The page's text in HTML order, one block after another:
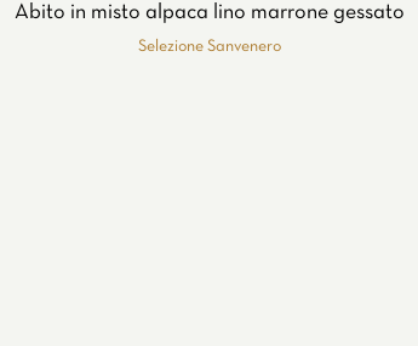
Abito in misto alpaca lino marrone gessato
Selezione Sanvenero